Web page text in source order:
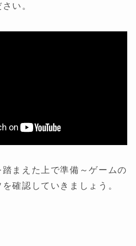
い。
まえた上で準備～ゲームの
確認していきましょう。